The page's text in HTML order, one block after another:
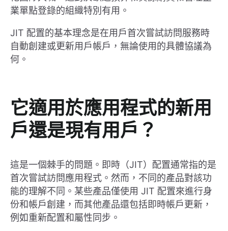
業單點登錄的組織特別有用。
JIT 配置的基本理念是在用戶首次嘗試訪問服務時
自動創建或更新用戶帳戶，無論使用的具體協議為
何。
它適用於應用程式的新用
戶還是現有用戶？
這是一個棘手的問題。即時（JIT）配置通常指的是
首次嘗試訪問應用程式。然而，不同的產品對該功
能的理解不同。某些產品僅使用 JIT 配置來進行身
份和帳戶創建，而其他產品還包括即時帳戶更新，
例如重新配置和屬性同步。